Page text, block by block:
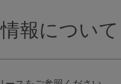
報について